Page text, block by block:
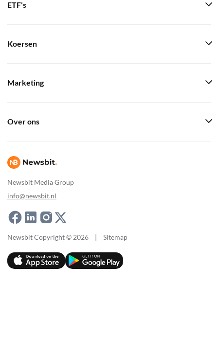
Newsbit Media Group
info@newsbit.nl
ETF's
Koersen
Marketing
Over ons
Newsbit Copyright © 2026 | Sitemap